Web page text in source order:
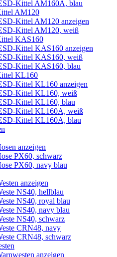
Kittel AM160A, blau
AM120
Kittel AM120 anzeigen
Kittel AM120, weiß
KAS160
Kittel KAS160 anzeigen
Kittel KAS160, weiß
Kittel KAS160, blau
KL160
Kittel KL160 anzeigen
Kittel KL160, weiß
Kittel KL160, blau
Kittel KL160A, weiß
Kittel KL160A, blau
anzeigen
PX60, schwarz
PX60, navy blau
anzeigen
NS40, hellblau
NS40, royal blau
NS40, navy blau
NS40, schwarz
CRN48, navy
CRN48, schwarz
anzeigen